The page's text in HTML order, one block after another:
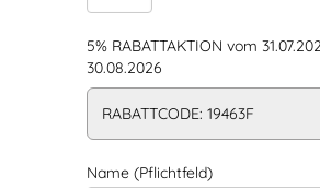
5% RABATTAKTION vom
30.08.2026
RABATTCODE: 19463F
Name (Pflichtfeld)